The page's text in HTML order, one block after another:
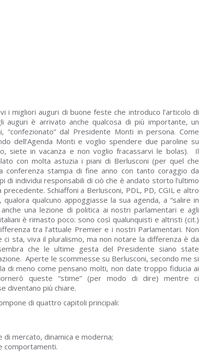
i migliori auguri di buone feste che introduco l’articolo di
auguri è arrivato anche qualcosa di più importante, un
dal Presidente Monti in persona. Come
dell’Agenda Monti e voglio spendere due paroline su
siete in vacanza e non voglio fracassarvi le bolas). Il
con molta astuzia i piani di Berlusconi (per quel che
conferenza stampa di fine anno con tanto coraggio da
di individui responsabili di ciò che è andato storto l’ultimo
precedente. Schiaffoni a Berlusconi, PDL, PD, CGIL e altro
qualcuno appoggiasse la sua agenda, a “salire in
una lezione di politica ai nostri parlamentari e agli
è rimasto poco: sono così qualunquisti e altristi (cit.)
tra l’attuale Premier e i nostri Parlamentari. Non
ci sta, viva il pluralismo, ma non notare la differenza è da
che le ultime gesta del Presidente siano state
Aperte le scommesse su Berlusconi, secondo me si
di meno come pensano molti, non date troppo fiducia ai
queste “stime” (per modo di dire) mentre ci
diventano più chiare.
di quattro capitoli principali:
di mercato, dinamica e moderna;
comportamenti.